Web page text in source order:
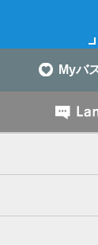
Myバ